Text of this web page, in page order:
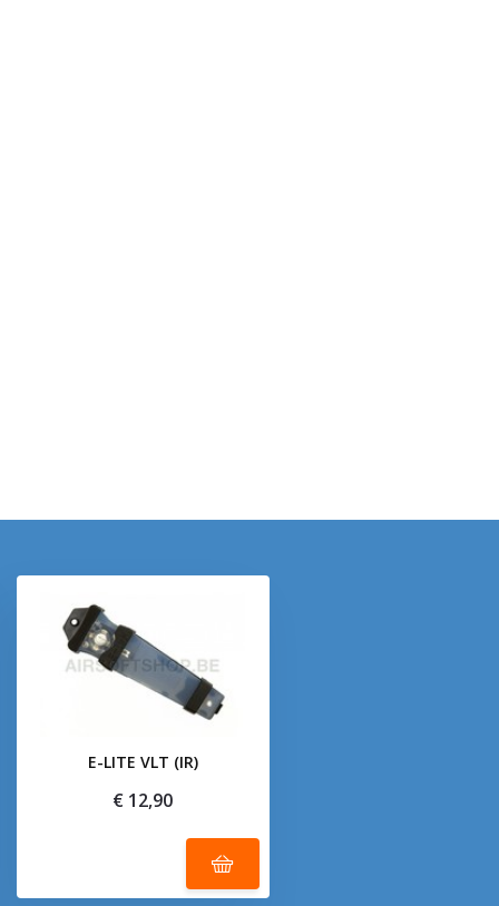
E-LITE VLT (IR)
€ 12,90